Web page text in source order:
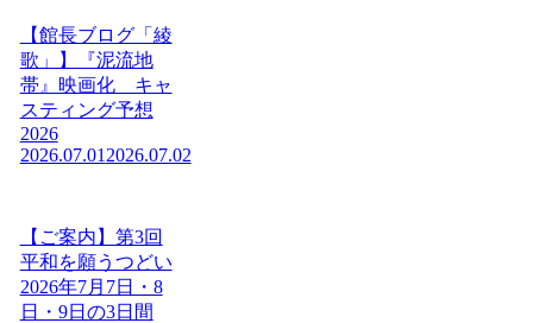
【館長ブログ「綾
歌」】『泥流地
帯』映画化 キャ
スティング予想
2026
2026.07.01 2026.07.02
【ご案内】第3回
平和を願うつどい
2026年7月7日・8
日・9日の3日間